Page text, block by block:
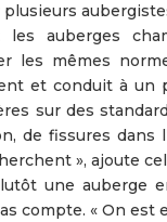
plusieurs
auberges
les mêmes
et conduit à
sur des
de fissures
», ajoute
une auberge
compte. « On